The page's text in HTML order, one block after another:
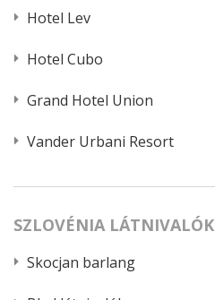
Hotel Lev
Hotel Cubo
Grand Hotel Union
Vander Urbani Resort
SZLOVÉNIA LÁTNIVALÓK
Skocjan barlang